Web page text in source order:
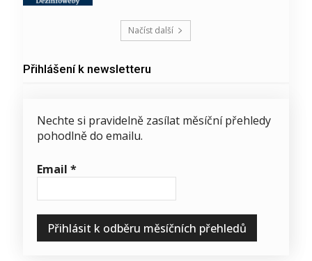
Načíst další
Přihlášení k newsletteru
Nechte si pravidelně zasílat měsíční přehledy
pohodlně do emailu.
Email*